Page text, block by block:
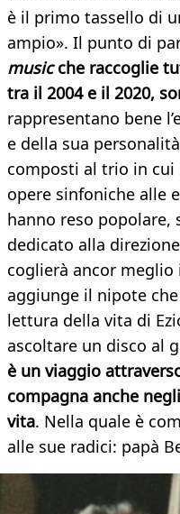
è il primo tassello di
ampio». Il punto di
musicche raccoglie
tra il 2004 e il 2020,
rappresentano bene
e della sua
composti al trio in
opere sinfoniche alle
hanno reso popolare,
dedicato alla
coglierà ancor meglio
aggiunge il nipote
lettura della vita di
ascoltare un disco al
è un viaggio
compagna anche
vita. Nella quale è
alle sue radici: papà